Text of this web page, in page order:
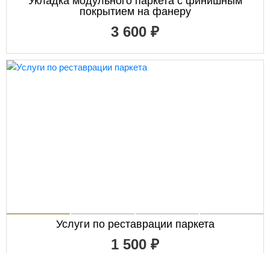
покрытием на фанеру
3 600 ₽
Услуги по реставрации паркета
1 500 ₽